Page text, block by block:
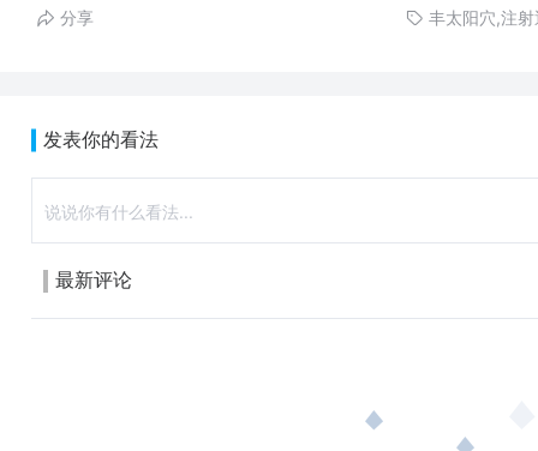
分享 丰太阳穴,注
发表你的看法
最新评论